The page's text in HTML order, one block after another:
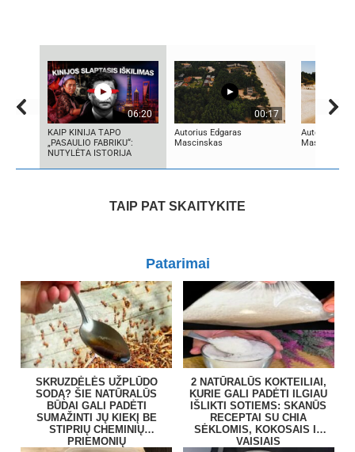
06:20
KAIP KINIJA TAPO
„PASAULIO FABRIKU“:
NUTYLĖTA ISTORIJA
00:17
Autorius Edgaras
Mascinskas
Autorius
Mascinskas
TAIP PAT SKAITYKITE
Patarimai
SKRUZDĖLĖS UŽPLŪDO
SODĄ? ŠIE NATŪRALŪS
BŪDAI GALI PADĖTI
SUMAŽINTI JŲ KIEKĮ BE
STIPRIŲ CHEMINIŲ
PRIEMONIŲ
2 NATŪRALŪS KOKTEILIAI,
KURIE GALI PADĖTI ILGIAU
IŠLIKTI SOTIEMS: SKANŪS
RECEPTAI SU CHIA
SĖKLOMIS, KOKOSAIS IR
VAISIAIS